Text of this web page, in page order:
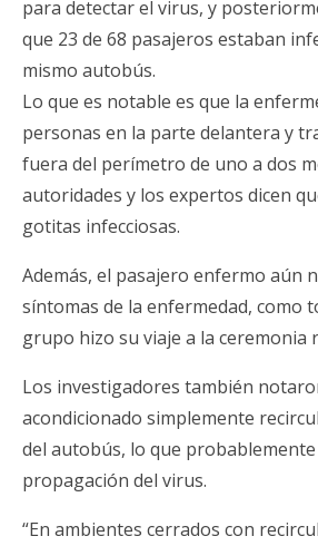
para detectar el virus, y
que 23 de 68 pasajeros estaban
mismo autobús.
Lo que es notable es que la
personas en la parte delantera y
fuera del perímetro de uno a dos
autoridades y los expertos dicen
gotitas infecciosas.
Además, el pasajero enfermo aún
síntomas de la enfermedad, como
grupo hizo su viaje a la ceremonia
Los investigadores también
acondicionado simplemente
del autobús, lo que
propagación del virus.
“En ambientes cerrados con